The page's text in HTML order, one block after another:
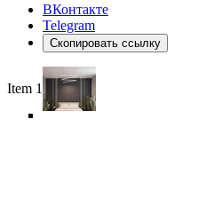
ВКонтакте
Telegram
Скопировать ссылку
Item 1 of 6